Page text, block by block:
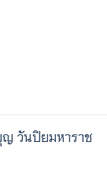
ญ วันปิยมหาราช